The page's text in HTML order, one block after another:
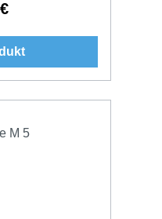
Preis: